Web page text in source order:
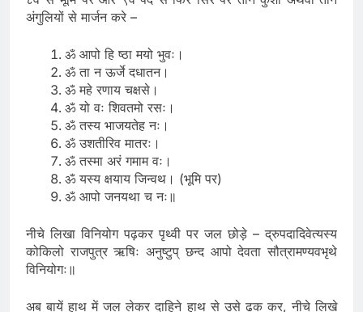
८वें से भूमि पर और ९वें पद से फिर सिर पर तीन कुशों अथवा तीन
ॐ आपो हि ष्ठा मयो भुवः।
ॐ ता न ऊर्जे दधातन।
ॐ महे रणाय चक्षसे।
ॐ यो वः शिवतमो रसः।
ॐ तस्य भाजयतेह नः।
ॐ उशतीरिव मातरः।
ॐ तस्मा अरं गमाम वः।
ॐ यस्य क्षयाय जिन्वथ। (भूमि पर)
नीचे लिखा विनियोग पढ़कर पृथ्वी पर जल छोड़े – द्रुपदादिवेत्यस्य
कोकिलो राजपुत्र ऋषिः अनुष्टुप् छन्द आपो देवता सौत्रामण्यवभृथे